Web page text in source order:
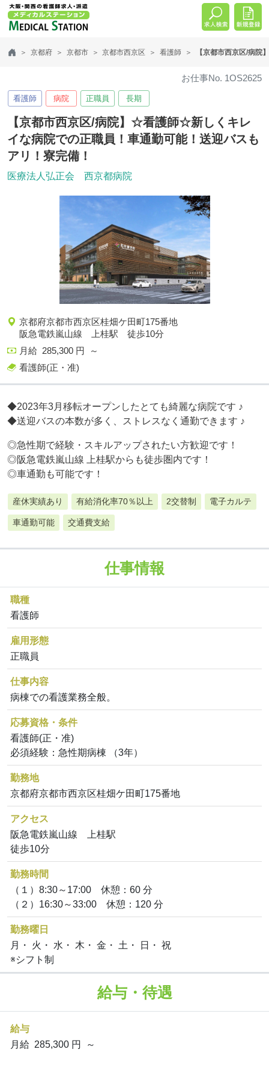
京都府 京都市 京都市西京区 看護師 【京都市西京区/病
お仕事No. 1OS2625
看護師 病院 正職員 長期
【京都市西京区/病院】☆看護師☆新しくキレ
イな病院での正職員！車通勤可能！送迎バスも
アリ！寮完備！
医療法人弘正会 西京都病院
京都府京都市西京区桂畑ケ田町175番地
阪急電鉄嵐山線 上桂駅 徒歩10分
月給 285,300 円 ～
看護師(正・准)
◆2023年3月移転オープンしたとても綺麗な病院です ♪
◆送迎バスの本数が多く、ストレスなく通勤できます ♪
◎急性期で経験・スキルアップされたい方歓迎です！
◎阪急電鉄嵐山線 上桂駅からも徒歩圏内です！
◎車通勤も可能です！
産休実績あり 有給消化率70％以上 2交替制 電子カルテ
車通勤可能 交通費支給
仕事情報
職種
看護師
雇用形態
正職員
仕事内容
病棟での看護業務全般。
応募資格・条件
看護師(正・准)
必須経験：急性期病棟 （3年）
勤務地
京都府京都市西京区桂畑ケ田町175番地
アクセス
阪急電鉄嵐山線 上桂駅
徒歩10分
勤務時間
（１）8:30～17:00 休憩：60 分
（２）16:30～33:00 休憩：120 分
勤務曜日
月・ 火・ 水・ 木・ 金・ 土・ 日・ 祝
※シフト制
給与・待遇
給与
月給 285,300 円 ～